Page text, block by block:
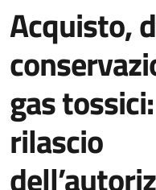
Acquisto,
gas
rilascio